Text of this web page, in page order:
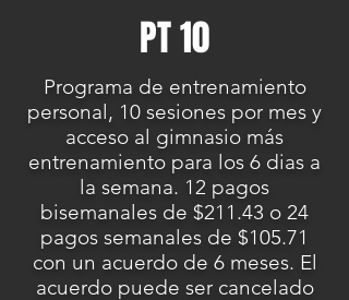
PT 10
Programa de entrenamiento
personal, 10 sesiones por mes y
acceso al gimnasio más
entrenamiento para los 6 dias a
la semana. 12 pagos
bisemanales de $211.43 o 24
pagos semanales de $105.71
con un acuerdo de 6 meses. El
acuerdo puede ser cancelado